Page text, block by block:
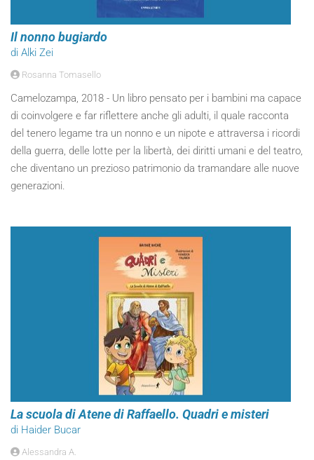
Il nonno bugiardo
di Alki Zei
Rosanna Tomasello
Camelozampa, 2018 - Un libro pensato per i bambini ma capace
di coinvolgere e far riflettere anche gli adulti, il quale racconta
del tenero legame tra un nonno e un nipote e attraversa i ricordi
della guerra, delle lotte per la libertà, dei diritti umani e del teatro,
che diventano un prezioso patrimonio da tramandare alle nuove
generazioni.
La scuola di Atene di Raffaello. Quadri e misteri
di Haider Bucar
Alessandra A.